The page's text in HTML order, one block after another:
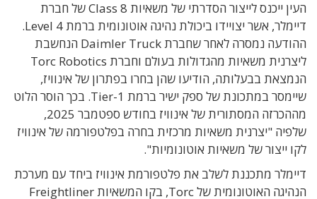
העין ייכנס לייצור הסדרתי של משאיות Class 8 של חברת
דיימלר, אשר יצויידו ביכולת נהיגה אוטונומית ברמת Level 4.
ההודעה נמסרה לאחר שחברת Daimler Truck הנחשבת
ליצרנית משאיות מהגדולות בעולם וחברת Torc Robotics
הנמצאת בבעלותה, הודיעו שהן בחרו בפתרון של אינוויז,
שיימסר במתכונת של ספק ישיר ברמת Tier-1. בכך הוסר הלוט
מההכרזה המסתורית של אינוויז בחודש ספטמבר 2025,
שלפיה "יצרנית משאיות מרכזית בחרה בפלטפורמה של אינוויז
לקו ייצור של משאיות אוטונומיות".
דיימלר מתכננת לשלב את פלטפורמת אינוויז ביחד עם מערכת
הנהיגה האוטונומית של Torc, בקו המשאיות Freightliner